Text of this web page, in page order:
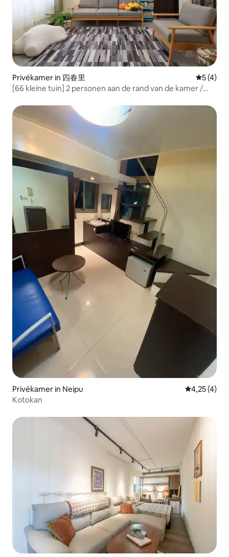
Privékamer in 四春里
5 (4)
[66 kleine tuin] 2 personen aan de rand van de kamer /
landhuis
Privékamer in Neipu
4,25 (4)
Kotokan